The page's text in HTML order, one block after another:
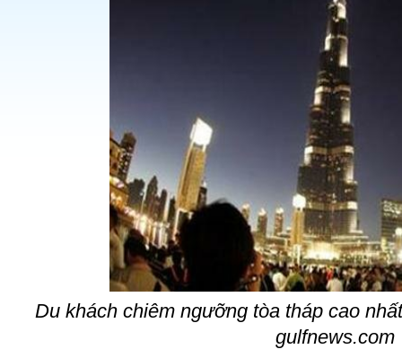
Du khách chiêm ngưỡng tòa tháp cao
gulfnews.com